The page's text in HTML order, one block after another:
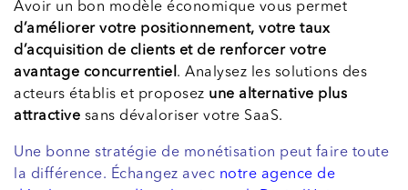
Avoir un bon modèle économique vous permet
d’améliorer votre positionnement, votre taux
d’acquisition de clients et de renforcer votre
avantage concurrentiel . Analysez les solutions des
acteurs établis et proposez une alternative plus
attractive sans dévaloriser votre SaaS.
Une bonne stratégie de monétisation peut faire toute
la différence. Échangez avec notre agence de